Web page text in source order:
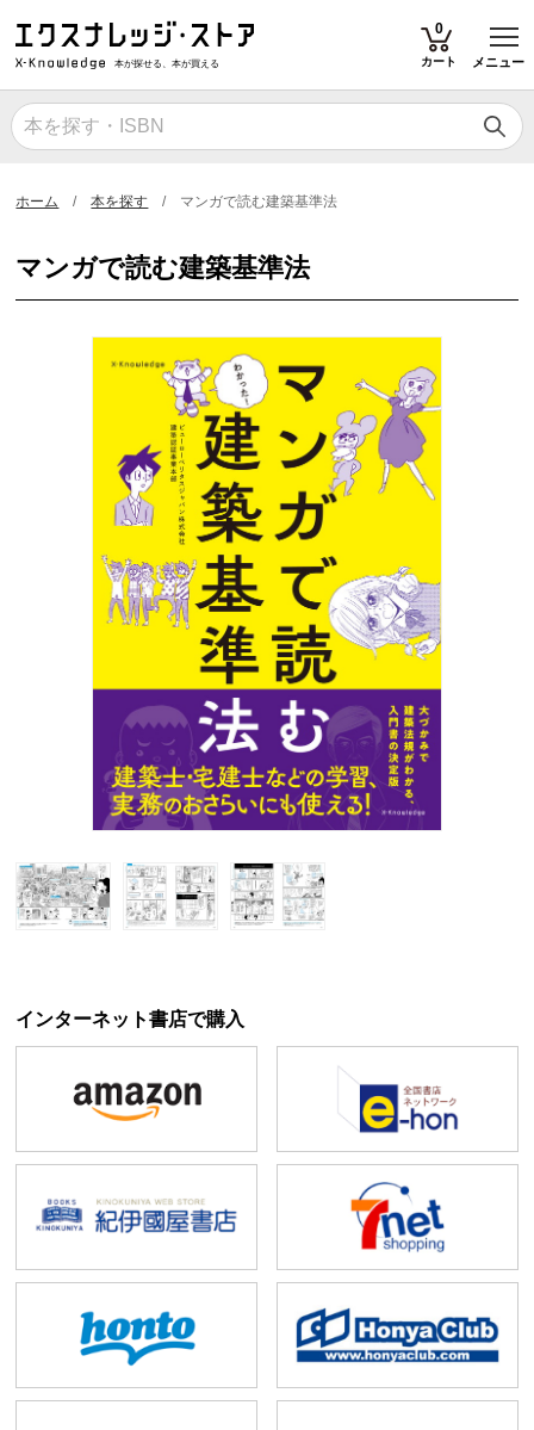
本が探せる、本が買える
0
カート メニュー
ホーム 本を探す マンガで読む建築基準法
マンガで読む建築基準法
インターネット書店で購入